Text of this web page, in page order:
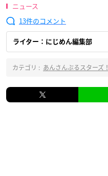
ニュース
13
ライター：にじめん編集部
カテゴリ : あんさんぶるスターズ！